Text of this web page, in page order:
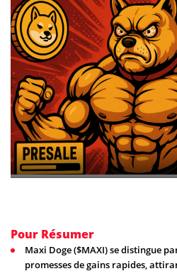
Pour Résumer
Maxi Doge ($MAXI) se distingue
promesses de gains rapides,